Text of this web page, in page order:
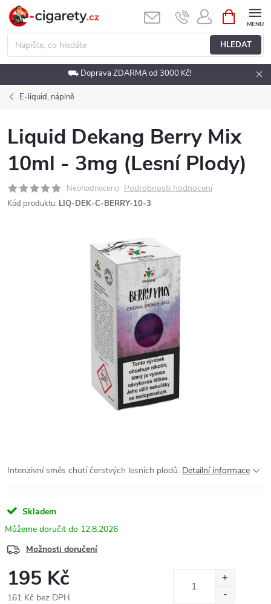
Přejít
obsah
HLEDAT
NÁKUPNÍ
KOŠÍK
⛟ Doprava ZDARMA od 3000 Kč!
E-liquid, náplně
Liquid Dekang Berry Mix
10ml - 3mg (Lesní Plody)
Neohodnoceno Podrobnosti hodnocení
Kód produktu: LIQ-DEK-C-BERRY-10-3
Intenzivní směs chutí čerstvých lesních plodů. Detailní informace
Skladem
12.8.2026
Možnosti doručení
195 Kč
161 Kč bez DPH